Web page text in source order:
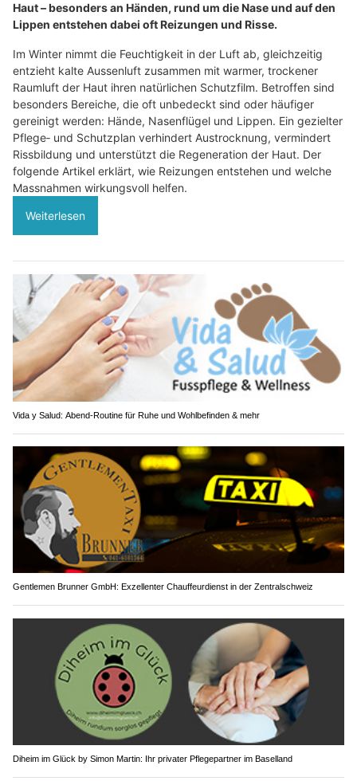
Haut – besonders an Händen, rund um die Nase und auf den
Lippen entstehen dabei oft Reizungen und Risse.
Im Winter nimmt die Feuchtigkeit in der Luft ab, gleichzeitig
entzieht kalte Aussenluft zusammen mit warmer, trockener
Raumluft der Haut ihren natürlichen Schutzfilm. Betroffen sind
besonders Bereiche, die oft unbedeckt sind oder häufiger
gereinigt werden: Hände, Nasenflügel und Lippen. Ein gezielter
Pflege‑ und Schutzplan verhindert Austrocknung, vermindert
Rissbildung und unterstützt die Regeneration der Haut. Der
folgende Artikel erklärt, wie Reizungen entstehen und welche
Massnahmen wirkungsvoll helfen.
Weiterlesen
Vida y Salud: Abend-Routine für Ruhe und Wohlbefinden & mehr
Gentlemen Brunner GmbH: Exzellenter Chauffeurdienst in der Zentralschweiz
Diheim im Glück by Simon Martin: Ihr privater Pflegepartner im Baselland